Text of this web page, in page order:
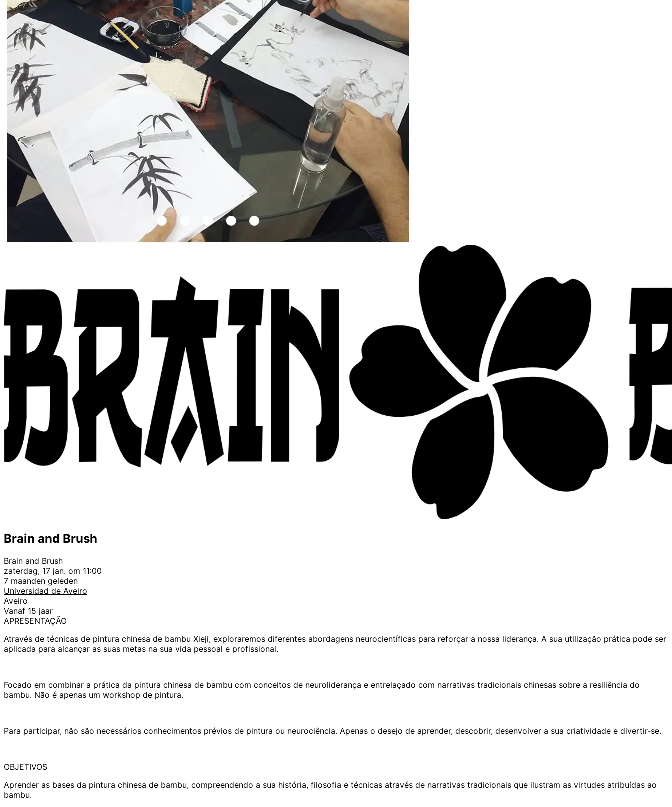
Brain and Brush
Brain and Brush
zaterdag, 17 jan. om 11:00
7 maanden geleden
Universidad de Aveiro
Aveiro
Vanaf 15 jaar
APRESENTAÇÃO
Através de técnicas de pintura chinesa de bambu Xieji, exploraremos diferentes abordagens neurocientíficas para reforçar a nossa liderança. A sua utilização prática pode ser
aplicada para alcançar as suas metas na sua vida pessoal e profissional.
Focado em combinar a prática da pintura chinesa de bambu com conceitos de neuroliderança e entrelaçado com narrativas tradicionais chinesas sobre a resiliência do
bambu. Não é apenas um workshop de pintura.
Para participar, não são necessários conhecimentos prévios de pintura ou neurociência. Apenas o desejo de aprender, descobrir, desenvolver a sua criatividade e divertir-se.
OBJETIVOS
Aprender as bases da pintura chinesa de bambu, compreendendo a sua história, filosofia e técnicas através de narrativas tradicionais que ilustram as virtudes atribuídas ao
bambu.